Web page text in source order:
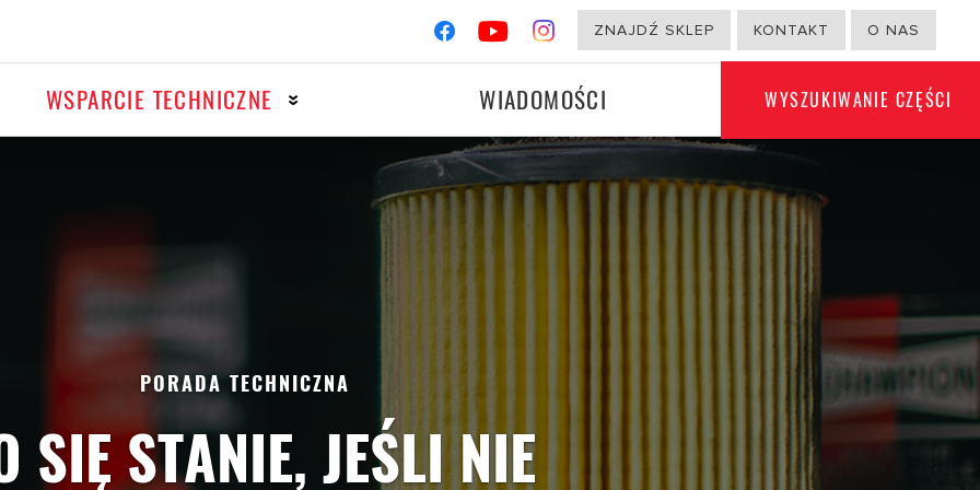
ZNAJDŹ SKLEP KONTAKT O NAS
MOTOCYKLE WYŚCIGI PRODUKTY INNE NIŻ
SAMOCHODOWE
WSPARCIE TECHNICZNE WIADOMOŚCI WYSZUKIWANIE CZĘŚCI
PORADA TECHNICZNA
SIĘ STANIE, JEŚLI NIE